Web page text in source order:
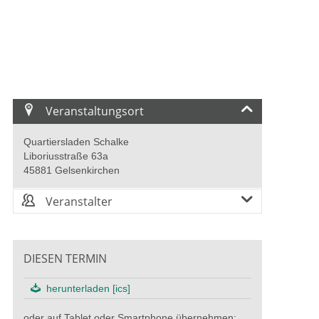
Veranstaltungsort
Quartiersladen Schalke
Liboriusstraße 63a
45881 Gelsenkirchen
Veranstalter
DIESEN TERMIN
herunterladen [ics]